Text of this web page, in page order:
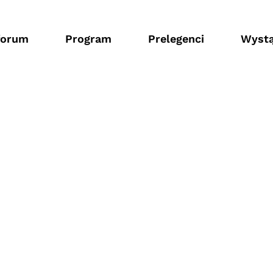
Program Prelegenci